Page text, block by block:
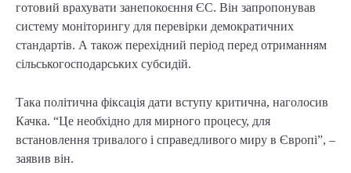
готовий врахувати занепокоєння ЄС. Він запропонував
систему моніторингу для перевірки демократичних
стандартів. А також перехідний період перед отриманням
сільськогосподарських субсидій.
Така політична фіксація дати вступу критична, наголосив
Качка. “Це необхідно для мирного процесу, для
встановлення тривалого і справедливого миру в Європі”, –
заявив він.